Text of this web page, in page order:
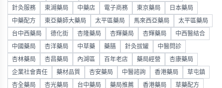
針灸服務 東湖藥局 中藥店 電子商務 東京藥局 日本藥局
中藥配方 東亞藥師大藥局 太平區藥局 馬來西亞藥局 太平區藥局
台中西藥局 德化街 杏隆藥局 杏輝藥局 杏輝藥局 中西醫結合
中國藥局 杏洋藥局 中草藥 藥膳 針灸拔罐 中醫問診
杏林藥局 杏昌藥局 內湖區 百年老店 藥局經營 杏康藥局
企業社會責任 藥材品質 杏安藥局 中醫諮詢 香港藥局 草屯鎮
杏全藥局 杏光藥局 台中藥局 藥局推薦 香港藥局 草藥配方